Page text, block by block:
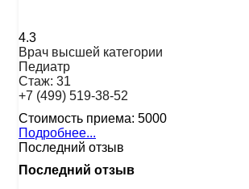
4.3
Врач высшей категории
Педиатр
Стаж: 31
+7 (499) 519-38-52
Стоимость приема: 5000
Подробнее...
Последний отзыв
Последний отзыв